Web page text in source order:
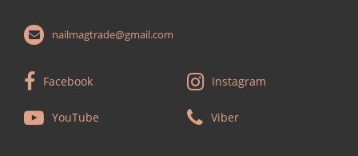
nailmagtrade@gmail.com
Facebook Instagram
YouTube Viber